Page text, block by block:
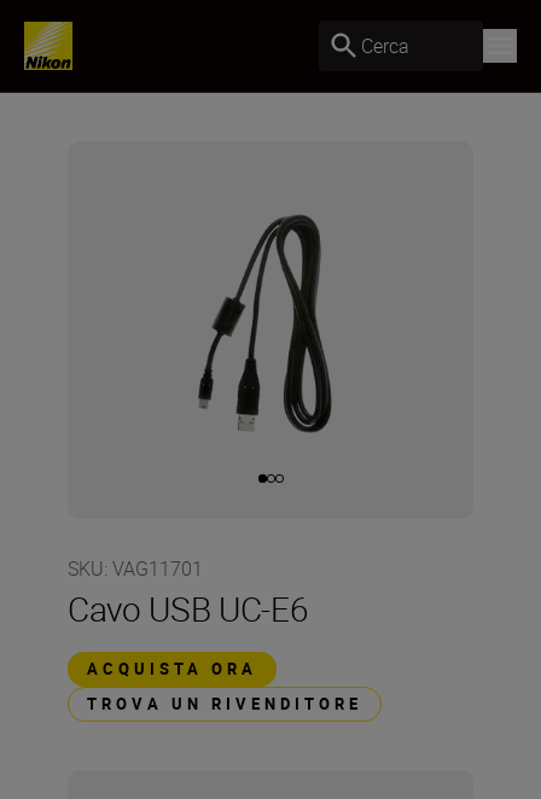
Cerca
SKU: VAG11701
Cavo USB UC-E6
ACQUISTA ORA
TROVA UN RIVENDITORE